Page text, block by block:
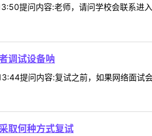
提问内容:老师，请问学校会联系进
调试设备呐
提问内容:复试之前，如果网络面试
取何种方式复试